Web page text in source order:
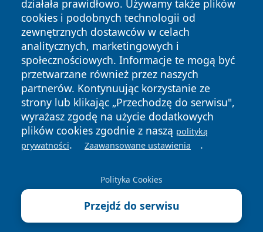
działała prawidłowo. Używamy także plików
cookies i podobnych technologii od
zewnętrznych dostawców w celach
analitycznych, marketingowych i
społecznościowych. Informacje te mogą być
przetwarzane również przez naszych
partnerów. Kontynuując korzystanie ze
strony lub klikając „Przechodzę do serwisu",
wyrażasz zgodę na użycie dodatkowych
plików cookies zgodnie z naszą polityką
prywatności. Zaawansowane ustawienia .
Polityka Cookies
Przejdź do serwisu
Copyright © 2026 irybnik.pl Wszystkie prawa zastrzeżone.
News Autorzy
Polityka
Prywatności
Polityka
Cookies